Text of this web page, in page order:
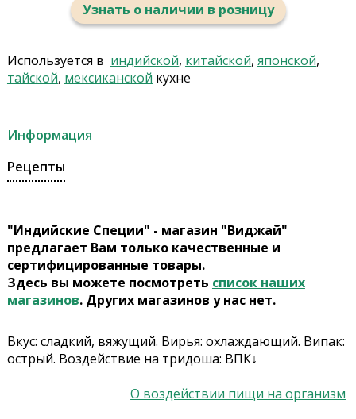
Узнать о наличии в розницу
Используется в индийской, китайской, японской,
тайской, мексиканской кухне
Информация
Рецепты
"Индийские Специи" - магазин "Виджай"
предлагает Вам только качественные и
сертифицированные товары.
Здесь вы можете посмотреть список наших
магазинов. Других магазинов у нас нет.
Вкус: сладкий, вяжущий. Вирья: охлаждающий. Випак:
острый. Воздействие на тридоша: ВПК↓
О воздействии пищи на организм